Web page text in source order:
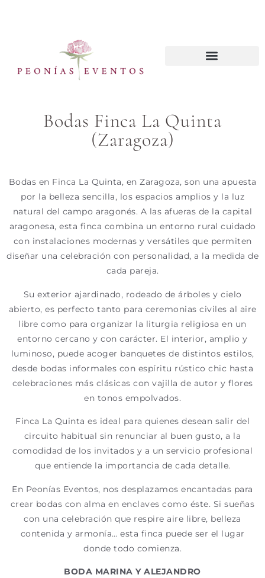
Bodas Finca La Quinta
(Zaragoza)
Bodas en Finca La Quinta, en Zaragoza, son una apuesta
por la belleza sencilla, los espacios amplios y la luz
natural del campo aragonés. A las afueras de la capital
aragonesa, esta finca combina un entorno rural cuidado
con instalaciones modernas y versátiles que permiten
diseñar una celebración con personalidad, a la medida de
cada pareja.
Su exterior ajardinado, rodeado de árboles y cielo
abierto, es perfecto tanto para ceremonias civiles al aire
libre como para organizar la liturgia religiosa en un
entorno cercano y con carácter. El interior, amplio y
luminoso, puede acoger banquetes de distintos estilos,
desde bodas informales con espíritu rústico chic hasta
celebraciones más clásicas con vajilla de autor y flores
en tonos empolvados.
Finca La Quinta es ideal para quienes desean salir del
circuito habitual sin renunciar al buen gusto, a la
comodidad de los invitados y a un servicio profesional
que entiende la importancia de cada detalle.
En Peonías Eventos, nos desplazamos encantadas para
crear bodas con alma en enclaves como éste. Si sueñas
con una celebración que respire aire libre, belleza
contenida y armonía… esta finca puede ser el lugar
donde todo comienza.
BODA MARINA Y ALEJANDRO